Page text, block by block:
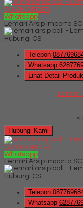
QUICK ORDER
Whatsapp
Lemari Arsip Importa
Hubungi CS
Telepon
Whatsapp
Lihat Detail Produk
Lemari
Hubungi Kami
QUICK ORDER
Whatsapp
Lemari Arsip Importa
Hubungi CS
Telepon
Whatsapp